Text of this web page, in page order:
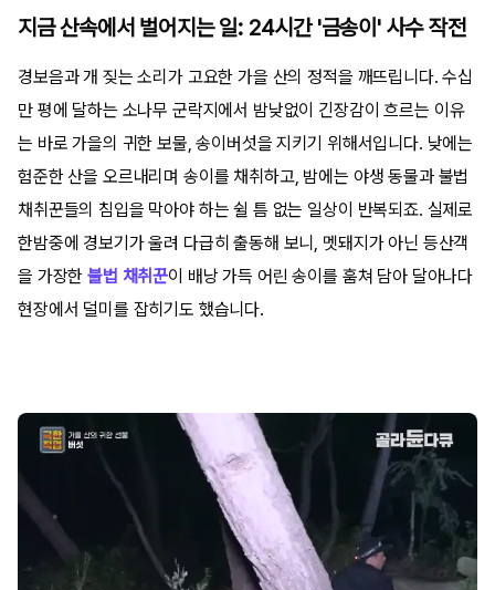
지금 산속에서 벌어지는 일: 24시간 '금송이' 사수 작전
경보음과 개 짖는 소리가 고요한 가을 산의 정적을 깨뜨립니다. 수십
만 평에 달하는 소나무 군락지에서 밤낮없이 긴장감이 흐르는 이유
는 바로 가을의 귀한 보물, 송이버섯을 지키기 위해서입니다. 낮에는
험준한 산을 오르내리며 송이를 채취하고, 밤에는 야생 동물과 불법
채취꾼들의 침입을 막아야 하는 쉴 틈 없는 일상이 반복되죠. 실제로
한밤중에 경보기가 울려 다급히 출동해 보니, 멧돼지가 아닌 등산객
을 가장한불법 채취꾼이 배낭 가득 어린 송이를 훔쳐 담아 달아나다
현장에서 덜미를 잡히기도 했습니다.